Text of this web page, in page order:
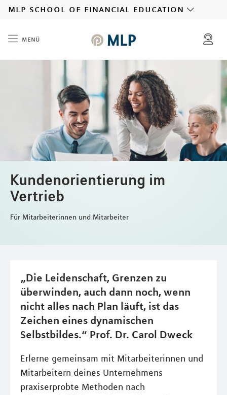
mlp school of financial education
menü
Kundenorientierung im
Vertrieb
Für Mitarbeiterinnen und Mitarbeiter
„Die Leidenschaft, Grenzen zu
überwinden, auch dann noch, wenn
nicht alles nach Plan läuft, ist das
Zeichen eines dynamischen
Selbstbildes.“ Prof. Dr. Carol Dweck
Erlerne gemeinsam mit Mitarbeiterinnen und
Mitarbeitern deines Unternehmens
praxiserprobte Methoden nach